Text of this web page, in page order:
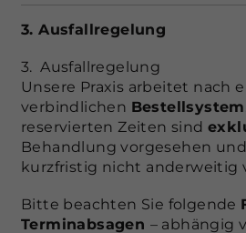
3. Ausfallregelung
3. Ausfallregelung
Unsere Praxis arbeitet nach
verbindlichen Bestellsystem
reservierten Zeiten sind
Behandlung vorgesehen
kurzfristig nicht anderweitig
Bitte beachten Sie folgende
Terminabsagen – abhängig